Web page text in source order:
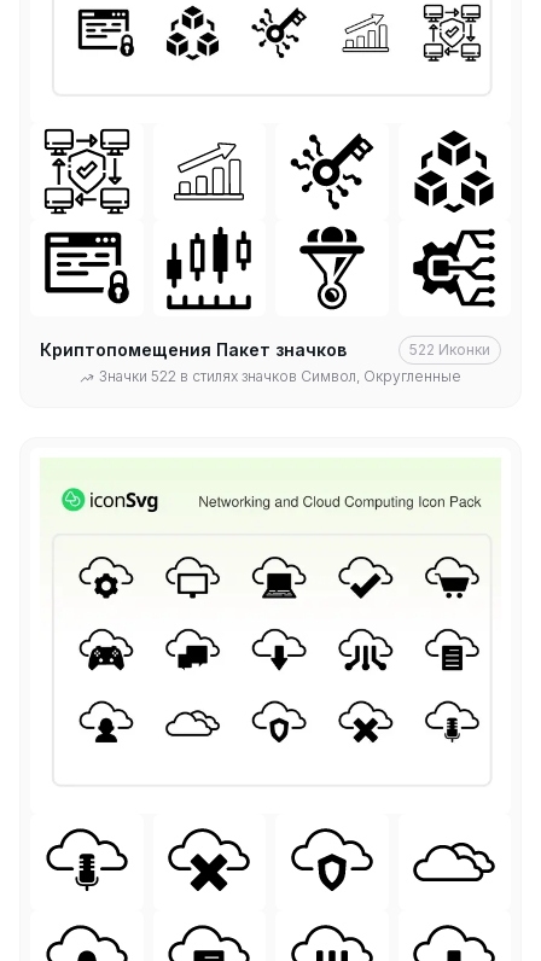
Криптопомещения Пакет значков 522 Иконки
Значки 522 в стилях значков Символ, Округленные